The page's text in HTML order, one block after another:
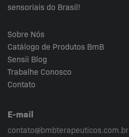
sensoriais do Brasil!
Sobre Nós
Catálogo de Produtos BmB
Sensii Blog
Trabalhe Conosco
Contato
E-mail
contato@bmbterapeuticos.com.br